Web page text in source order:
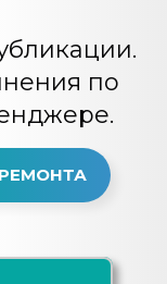
по